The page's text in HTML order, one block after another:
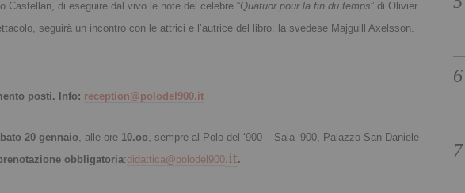
Castellan, di eseguire dal vivo le note del celebre “Quatuor pour la fin du temps” di Olivier
seguirà un incontro con le attrici e l’autrice del libro, la svedese Majguill Axelsson.
posti. Info: reception@polodel900.it
20 gennaio , alle ore 10.oo , sempre al Polo del ‘900 – Sala ‘900, Palazzo San Daniele
obbligatoria:didattica@polodel900.it.